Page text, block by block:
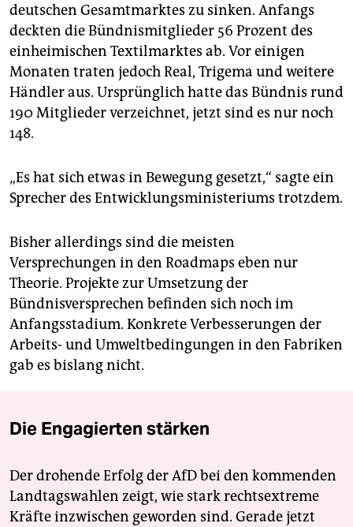
deutschen Gesamtmarktes zu sinken. Anfangs
deckten die Bündnismitglieder 56 Prozent des
einheimischen Textilmarktes ab. Vor einigen
Monaten traten jedoch Real, ­Trigema und weitere
Händler aus. Ursprünglich hatte das Bündnis rund
190 Mit­glieder verzeichnet, jetzt sind es nur noch
148.
„Es hat sich etwas in Bewegung gesetzt,“ sagte ein
Sprecher des Entwicklungsministeriums trotzdem.
Bisher allerdings sind die meisten
Versprechungen in den Roadmaps eben nur
Theorie. Projekte zur Umsetzung der
Bündnisversprechen befinden sich noch im
Anfangsstadium. Konkrete Verbesserungen der
Arbeits- und Umweltbedingungen in den Fabriken
gab es bislang nicht.
Die Engagierten stärken
Der drohende Erfolg der AfD bei den kommenden
Landtagswahlen zeigt, wie stark rechtsextreme
Kräfte inzwischen geworden sind. Gerade jetzt